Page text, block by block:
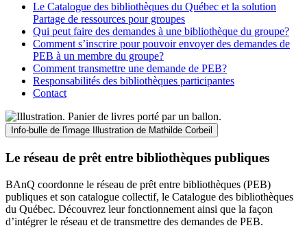
Le Catalogue des bibliothèques du Québec et la solution
Partage de ressources pour groupes
Qui peut faire des demandes à une bibliothèque du groupe?
Comment s’inscrire pour pouvoir envoyer des demandes de
PEB à un membre du groupe?
Comment transmettre une demande de PEB?
Responsabilités des bibliothèques participantes
Contact
Info-bulle de l'image Illustration de Mathilde Corbeil
Le réseau de prêt entre bibliothèques publiques
BAnQ coordonne le réseau de prêt entre bibliothèques (PEB)
publiques et son catalogue collectif, le Catalogue des bibliothèques
du Québec. Découvrez leur fonctionnement ainsi que la façon
d’intégrer le réseau et de transmettre des demandes de PEB.